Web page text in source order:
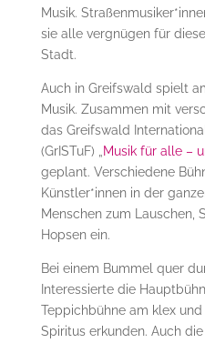
Musik.
sie alle vergnügen für
Stadt.
Auch in Greifswald spielt
Musik. Zusammen mit
das Greifswald
(GrISTuF) „
Musik für alle –
geplant. Verschiedene
Künstler*innen in der
Menschen zum Lauschen,
Hopsen ein.
Bei einem Bummel quer
Interessierte die
Teppichbühne am klex
Spiritus erkunden. Auch